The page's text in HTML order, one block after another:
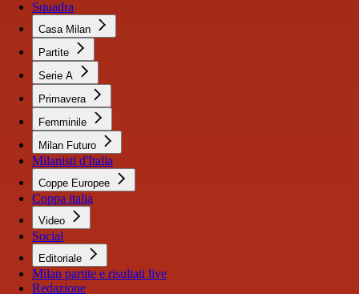
Squadra
Casa Milan
Partite
Serie A
Primavera
Femminile
Milan Futuro
Milanisti d'Italia
Coppe Europee
Coppa italia
Video
Social
Editoriale
Milan partite e risultati live
Redazione